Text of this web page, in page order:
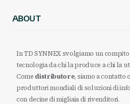
ABOUT
In TD SYNNEX svolgiamo un
tecnologia da chi la produce a chi la
Come distributore, siamo a contatto
produttori mondiali di soluzioni di
con decine di migliaia di rivenditori.